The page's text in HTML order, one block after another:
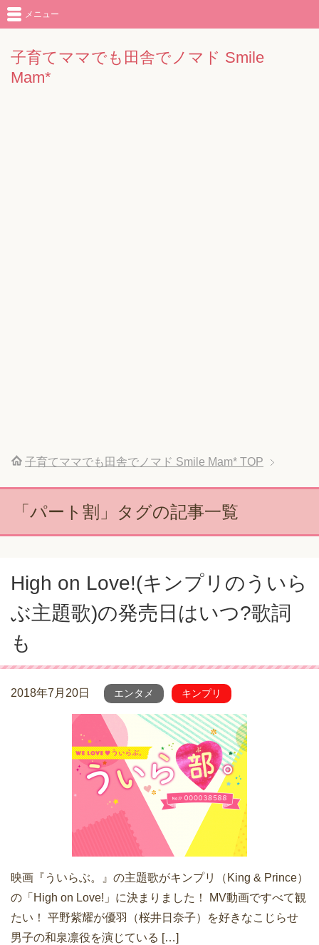
子育てママでも田舎でノマド Smile
Mam*
メニュー
子育てママでも田舎でノマド Smile Mam* TOP
「パート割」タグの記事一覧
High on Love!(キンプリのういら
ぶ主題歌)の発売日はいつ?歌詞
も
2018年7月20日 エンタメ キンプリ
映画『ういらぶ。』の主題歌がキンプリ（King & Prince）
の「High on Love!」に決まりました！ MV動画ですべて観
たい！ 平野紫耀が優羽（桜井日奈子）を好きなこじらせ
男子の和泉凛役を演じている […]